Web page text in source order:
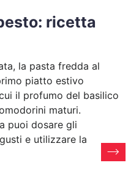
ricetta
la pasta fredda al
piatto estivo
il profumo del basilico
maturi.
puoi dosare gli
e utilizzare la